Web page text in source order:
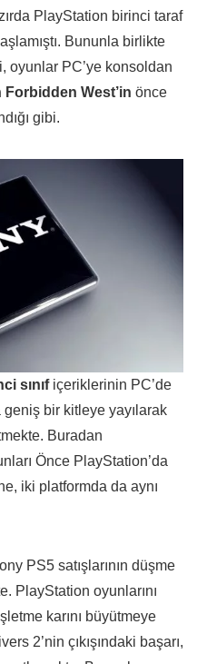
PlayStation birinci taraf
Bununla birlikte
oyunlar PC’ye konsoldan
Forbidden West’in önce
gibi.
sınıfiçeriklerinin PC’de
geniş bir kitleye yayılarak
Buradan
Önce PlayStation’da
iki platformda da aynı
PS5 satışlarının düşme
PlayStation oyunlarını
karını büyütmeye
2’nin çıkışındaki başarı,